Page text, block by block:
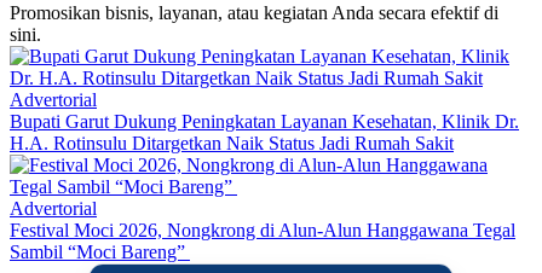
Promosikan bisnis, layanan, atau kegiatan Anda secara efektif di
sini.
Advertorial
Bupati Garut Dukung Peningkatan Layanan Kesehatan, Klinik Dr.
H.A. Rotinsulu Ditargetkan Naik Status Jadi Rumah Sakit
Advertorial
Festival Moci 2026, Nongkrong di Alun-Alun Hanggawana Tegal
Sambil “Moci Bareng”